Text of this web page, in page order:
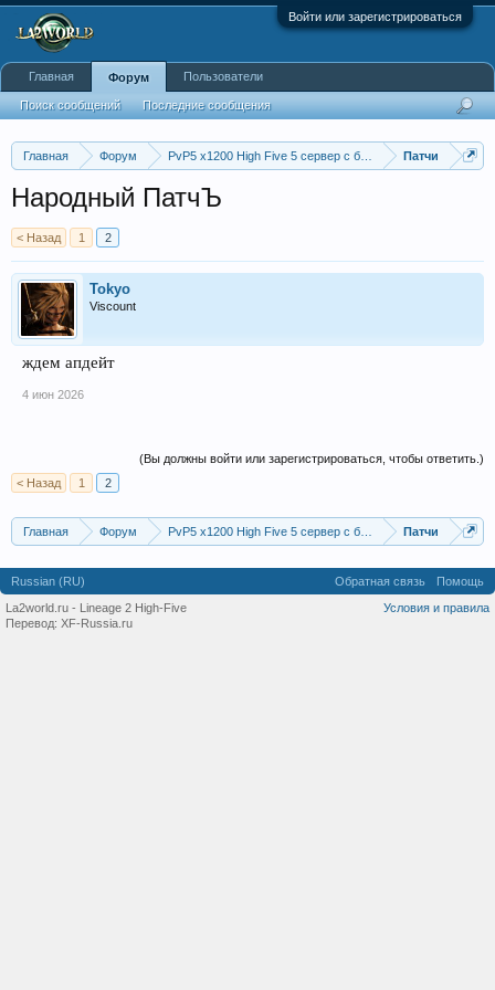
Войти или зарегистрироваться
Главная Форум PvP5 x1200 High Five 5 сервер с баферомПатчи
Народный ПатчЪ
< Назад 1 2
Tokyo
Viscount
ждем апдейт
4 июн 2026
(Вы должны войти или зарегистрироваться, чтобы ответить.)
< Назад
1 2
Главная Форум PvP5 x1200 High Five 5 сервер с баферомПатчи
Главная Форум
Поиск сообщений Последние сообщения
Пользователи
Russian (RU) Обратная связь
Помощь
Условия и правила
La2world.ru - Lineage 2 High-Five
Перевод: XF-Russia.ru